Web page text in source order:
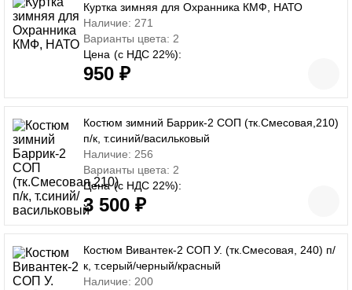
Куртка зимняя для Охранника КМФ, НАТО
Наличие: 271
Варианты цвета: 2
Цена (с НДС 22%):
950 ₽
Костюм зимний Баррик-2 СОП (тк.Смесовая,210)
п/к, т.синий/васильковый
Наличие: 256
Варианты цвета: 2
Цена (с НДС 22%):
3 500 ₽
Костюм Вивантек-2 СОП У. (тк.Смесовая, 240) п/
к, т.серый/черный/красный
Наличие: 200